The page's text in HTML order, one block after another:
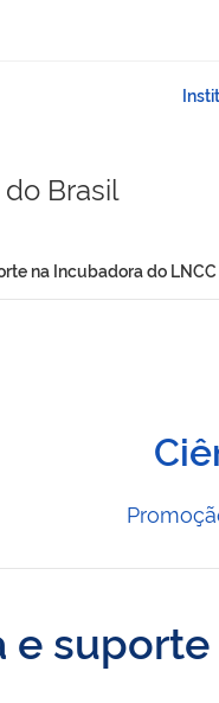
Brasil
na Incubadora do LNCC